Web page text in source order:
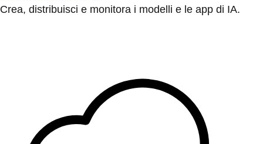
Crea, distribuisci e monitora i modelli e le app di IA.